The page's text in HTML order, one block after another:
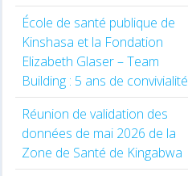
École de santé publique de
Kinshasa et la Fondation
Elizabeth Glaser – Team
Building : 5 ans de convivialité
Réunion de validation des
données de mai 2026 de la
Zone de Santé de Kingabwa